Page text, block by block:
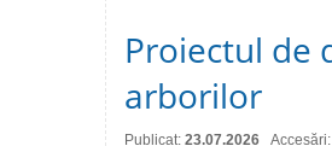
Proiectul de
arborilor
Publicat: 23.07.2026